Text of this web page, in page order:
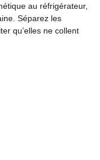
au réfrigérateur,
Séparez les
qu’elles ne collent